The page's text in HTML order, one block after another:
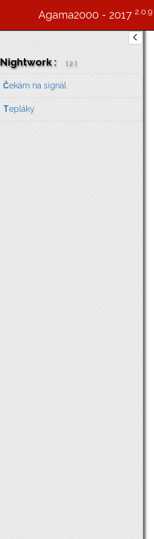
Agama2000 - 2017 2.0.9
Nightwork : [2 ]
Čekám na signál
Tepláky